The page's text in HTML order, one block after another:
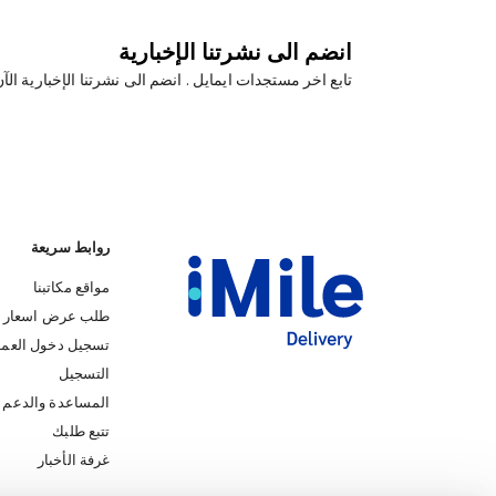
انضم الى نشرتنا الإخبارية
تابع اخر مستجدات ايمايل . انضم الى نشرتنا الإخبارية
روابط سريعة
مواقع مكاتبنا
طلب عرض اسعار
تسجيل دخول
التسجيل
المساعدة والدعم
تتبع طلبك
غرفة الأخبار
iMile Chat